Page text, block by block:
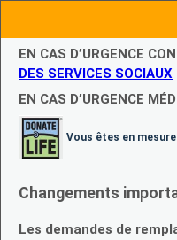
EN CAS D’URGENCE
DES SERVICES SOCIAUX
EN CAS D’URGENCE
Vous êtes en
Changements
Les demandes de